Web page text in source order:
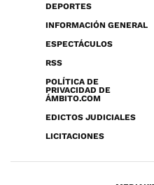
DEPORTES
INFORMACIÓN GENERAL
ESPECTÁCULOS
RSS
POLÍTICA DE
PRIVACIDAD DE
ÁMBITO.COM
EDICTOS JUDICIALES
LICITACIONES